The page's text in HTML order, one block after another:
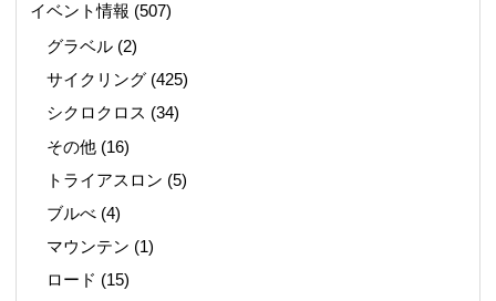
イベント情報 (507)
グラベル (2)
サイクリング (425)
シクロクロス (34)
その他 (16)
トライアスロン (5)
ブルべ (4)
マウンテン (1)
ロード (15)